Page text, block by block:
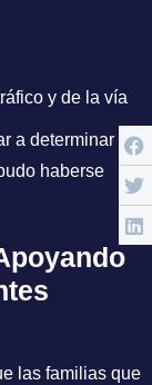
y de la vía
a determinar
haberse
las familias que